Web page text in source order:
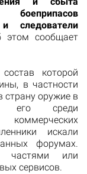
и следователи
этом сообщает
которой
в частности
страну оружие в
его среди
искали
форумах.
частями или
сервисов.